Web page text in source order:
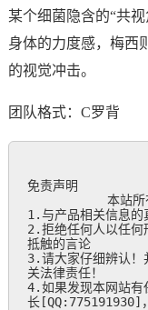
某个细菌隐含的“共
身体的力度感，梅西
的视觉冲击。
团队格式：C罗背
免责声明
本站所有信息
1.与产品相关信息的
2.拒绝任何人以任何
抵触的言论
3.请大家仔细辨认！
关法律责任！
4.如果发现本网站有
长[QQ:775191930]